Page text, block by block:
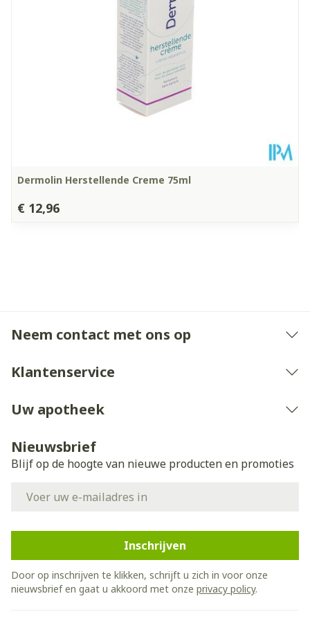
Dermolin Herstellende Creme 75ml
€ 12,96
Neem contact met ons op
Klantenservice
Uw apotheek
Nieuwsbrief
Blijf op de hoogte van nieuwe producten en promoties
Inschrijven
Door op inschrijven te klikken, schrijft u zich in voor onze
nieuwsbrief en gaat u akkoord met onze privacy policy.